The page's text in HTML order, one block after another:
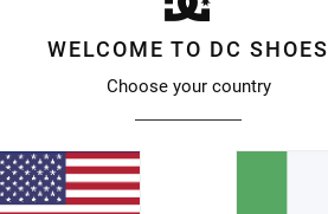
WELCOME TO DC SHOES
Choose your country